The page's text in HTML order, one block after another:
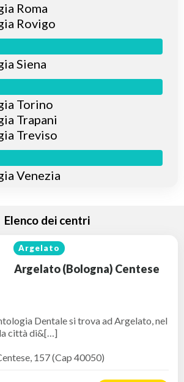
Roma
Rovigo
Siena
Torino
Trapani
Treviso
Venezia
Elenco dei centri
Argelato
Argelato (Bologna) Centese
Dentale si trova ad Argelato, nel
città di&[…]
157 (Cap 40050)